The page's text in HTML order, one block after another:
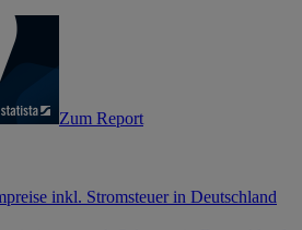
Zum Report
inkl. Stromsteuer in Deutschland